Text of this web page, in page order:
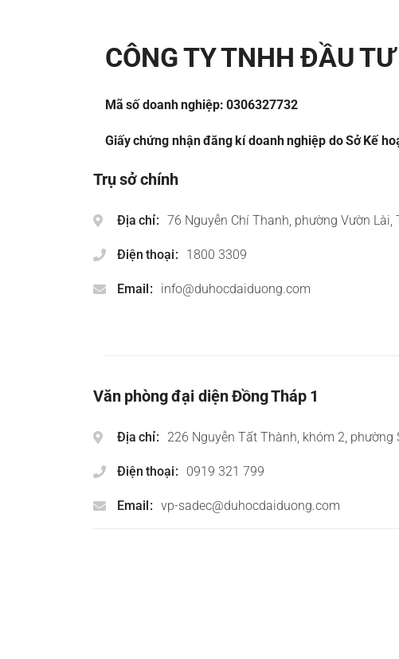
CÔNG TY TNHH ĐẦU
Mã số doanh nghiệp: 0306327732
Giấy chứng nhận đăng kí doanh nghiệp do Sở Kế
Trụ sở chính
Địa chỉ 76 Nguyễn Chí Thanh, phường Vườn Lài,
Điện thoại 1800 3309
Email info@duhocdaiduong.com
Văn phòng đại diện Đồng Tháp 1
Địa chỉ 226 Nguyễn Tất Thành, khóm 2,
Điện thoại 0919 321 799
Email vp-sadec@duhocdaiduong.com